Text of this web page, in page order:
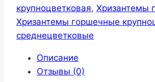
крупноцветковая, Хризантемы
Хризантемы горшечные
среднецветковые
Описание
Отзывы (0)